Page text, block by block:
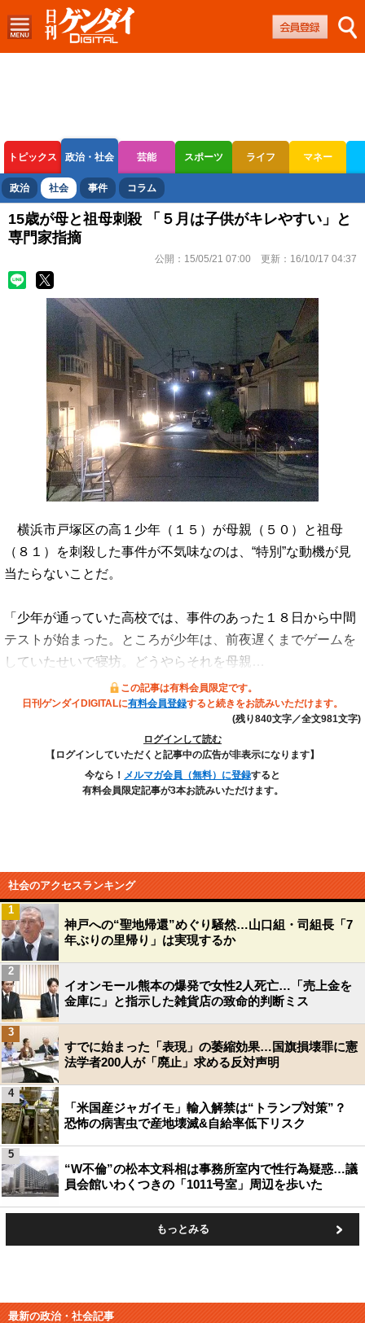
トピックス 政治・社会 芸能 スポーツ ライフ マネー
ボートレース 競輪 オートレース
政治 社会 事件 コラム
15歳が母と祖母刺殺 「５月は子供がキレやすい」と
専門家指摘
公開： 15/05/21 07:00 更新： 16/10/17 04:37
横浜市戸塚区の高１少年（１５）が母親（５０）と祖母
（８１）を刺殺した事件が不気味なのは、“特別”な動機が見
当たらないことだ。
「少年が通っていた高校では、事件のあった１８日から中間
テストが始まった。ところが少年は、前夜遅くまでゲームを
していたせいで寝坊。どうやらそれを母親…
この記事は有料会員限定です。
日刊ゲンダイDIGITALに有料会員登録すると続きをお読みいただけます。
(残り840文字／全文981文字)
ログインして読む
【ログインしていただくと記事中の広告が非表示になります】
今なら！ メルマガ会員（無料）に登録すると
有料会員限定記事が3本お読みいただけます。
社会のアクセスランキング
神戸への“聖地帰還”めぐり騒然…山口組・司組長「7
年ぶりの里帰り」は実現するか
1
イオンモール熊本の爆発で女性2人死亡…「売上金を
金庫に」と指示した雑貨店の致命的判断ミス
2
すでに始まった「表現」の萎縮効果…国旗損壊罪に憲
法学者200人が「廃止」求める反対声明
3
「米国産ジャガイモ」輸入解禁は“トランプ対策”？
恐怖の病害虫で産地壊滅&自給率低下リスク
4
“W不倫”の松本文科相は事務所室内で性行為疑惑…議
員会館いわくつきの「1011号室」周辺を歩いた
5
もっとみる
最新の政治・社会記事